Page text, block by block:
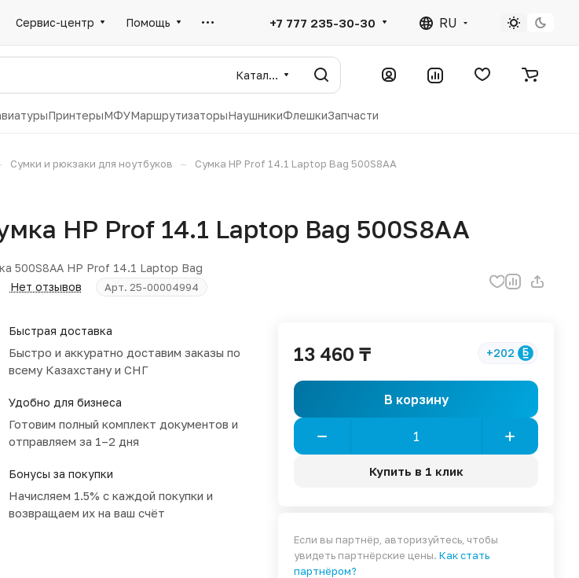
Сервис-центр Помощь +7 777 235-30-30 RU
Каталог
ПринтерыМФУМаршрутизаторыНаушникиФлешкиЗапчасти
Сумки и рюкзаки для ноутбуков – Сумка HP Prof 14.1 Laptop Bag 500S8AA
HP Prof 14.1 Laptop Bag 500S8AA
500S8AA HP Prof 14.1 Laptop Bag
Нет отзывов Арт. 25-00004994
Быстрая доставка
Быстро и аккуратно доставим заказы по
всему Казахстану и СНГ
Удобно для бизнеса
Готовим полный комплект документов и
отправляем за 1–2 дня
Бонусы за покупки
Начисляем 1.5% с каждой покупки и
возвращаем их на ваш счёт
13 460 ₸ +202
В корзину
Купить в 1 клик
Если вы партнёр, авторизуйтесь, чтобы
увидеть партнёрские цены.Как стать
партнёром?